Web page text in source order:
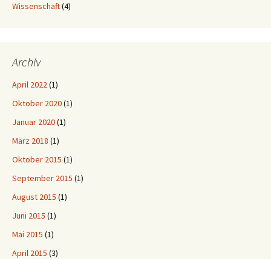
Wissenschaft(4)
Archiv
April 2022(1)
Oktober 2020(1)
Januar 2020(1)
März 2018 (1)
Oktober 2015 (1)
September 2015 (1)
August 2015 (1)
Juni 2015 (1)
Mai 2015 (1)
April 2015 (3)